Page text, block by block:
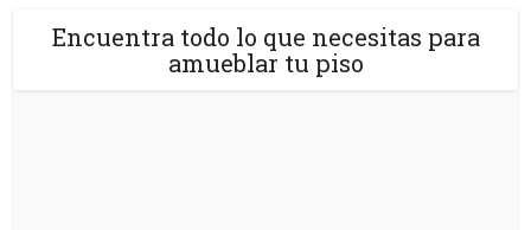
Encuentra todo lo que necesitas para
amueblar tu piso